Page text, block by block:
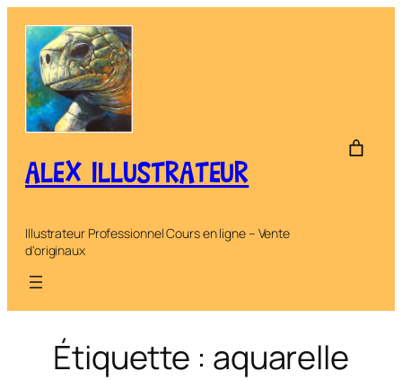
contenu
ALEX ILLUSTRATEUR
Illustrateur Professionnel Cours en ligne – Vente
d'originaux
Étiquette : aquarelle